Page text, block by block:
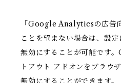
「Google Analyticsの広告
ことを望まない場合は、設
無効にすることが可能です
トアウト アドオンをブラウ
無効にすることができます。